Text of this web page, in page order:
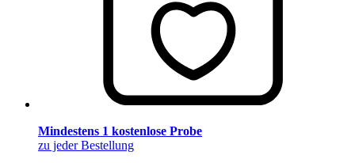
Mindestens 1 kostenlose Probe
zu jeder Bestellung